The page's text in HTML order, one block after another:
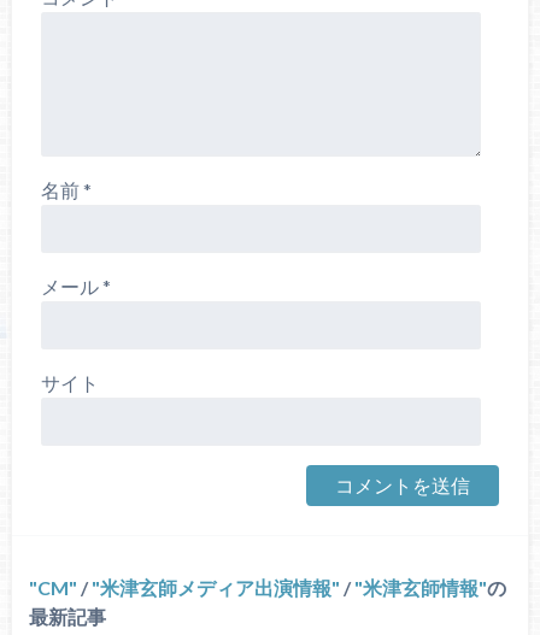
名前*
メール*
サイト
CM / 米津玄師メディア出演情報 / 米津玄師情報 の
最新記事